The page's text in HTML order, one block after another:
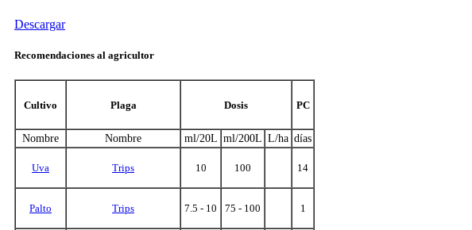
Descargar
Recomendaciones al agricultor
Cultivo Plaga Dosis PC
Nombre Nombre ml/20L ml/200L L/ha días
Uva Trips 10 100 14
Palto Trips 7.5 - 10 75 - 100 1